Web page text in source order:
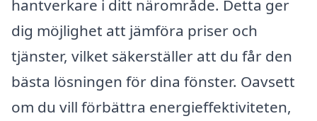
hantverkare i ditt närområde. Detta ger
dig möjlighet att jämföra priser och
tjänster, vilket säkerställer att du får den
bästa lösningen för dina fönster. Oavsett
om du vill förbättra energieffektiviteten,